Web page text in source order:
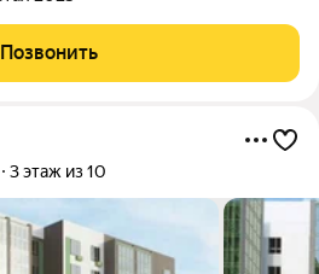
Позвонить
3 этаж из 10